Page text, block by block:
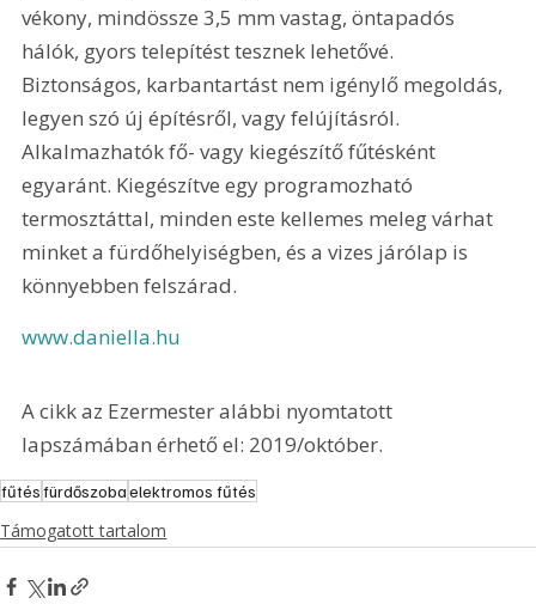
vékony, mindössze 3,5 mm vastag, öntapadós
hálók, gyors telepítést tesznek lehetővé.
Biztonságos, karbantartást nem igénylő megoldás,
legyen szó új építésről, vagy felújításról.
Alkalmazhatók fő- vagy kiegészítő fűtésként
egyaránt. Kiegészítve egy programozható
termosztáttal, minden este kellemes meleg várhat
minket a fürdőhelyiségben, és a vizes járólap is
könnyebben felszárad.
www.daniella.hu
A cikk az Ezermester alábbi nyomtatott
lapszámában érhető el: 2019/október.
fűtésfürdőszobaelektromos fűtés
Támogatott tartalom